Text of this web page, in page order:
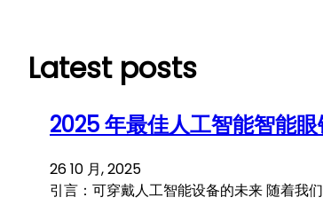
Latest posts
2025 年最佳人工智能智能
26 10 月, 2025
引言：可穿戴人工智能设备的未来 随着我